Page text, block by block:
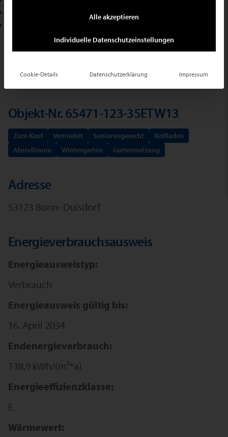
+49 2102 709400
Ihr Suchauftrag
Objekt-Nr. 65471-123-35ETW13
Zum Kauf Vermietet Seniorengerecht
Rollladen
Abstellraum
Wintergarten Gartennutzung
Adresse
53123 Bonn–Duisdorf
Energieverbrauchsausweis
Energieausweistyp:
Verbrauch
Energieausweis gültig bis:
16. April 2034
Endenergieverbrauch:
138,9 kWh/(m²*a)
Energieeffizienzklasse:
E
Wärmewert:
Alle akzeptieren
Individuelle Datenschutzeinstellungen
Cookie-Details Datenschutzerklärung Impressum